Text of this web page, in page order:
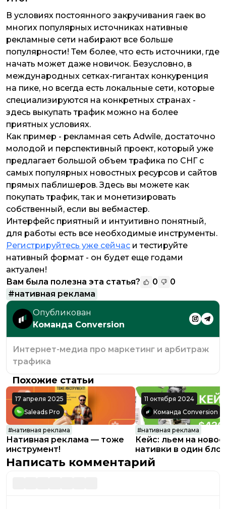
В условиях постоянного закручивания гаек во
многих популярных источниках нативные
рекламные сети набирают все больше
популярности! Тем более, что есть источники, где
начать может даже новичок. Безусловно, в
международных сетках-гигантах конкуренция
на пике, но всегда есть локальные сети, которые
специализируются на конкретных странах -
здесь выкупать трафик можно на более
приятных условиях.
Как пример - рекламная сеть Adwile, достаточно
молодой и перспективный проект, который уже
предлагает большой объем трафика по СНГ с
самых популярных новостных ресурсов и сайтов
прямых паблишеров. Здесь вы можете как
покупать трафик, так и монетизировать
собственный, если вы вебмастер.
Интерфейс приятный и интуитивно понятный,
для работы есть все необходимые инструменты.
Регистрируйтесь уже сейчас и тестируйте
нативный формат - он будет еще годами
актуален!
Вам была полезна эта статья?
0
0
#нативная реклама
Опубликован
Команда Conversion
Интернет-медиа про маркетинг и арбитраж
трафика
Похожие статьи
17 апреля 2025
Saleads Pro
#нативная реклама
Нативная реклама — тоже
инструмент!
11 октября 2024
Команда Conversion
#нативная реклама
Кейс: льем на
нативки в один
профитом $4361
Написать комментарий